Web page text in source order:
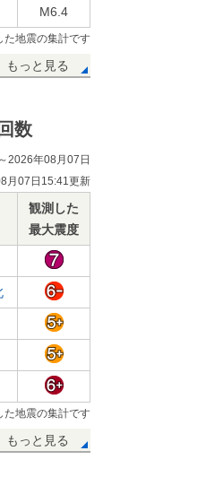
M6.4
地震の集計です
もっと見る
数
2026年08月07日
月07日15:41更新
観測した
最大震度
地震の集計です
もっと見る